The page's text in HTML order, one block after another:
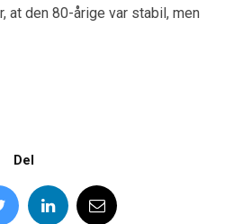
at den 80-årige var stabil, men
Del